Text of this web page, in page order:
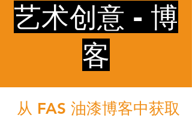
艺术创意 - 博
客
从 FAS 油漆博客中获取